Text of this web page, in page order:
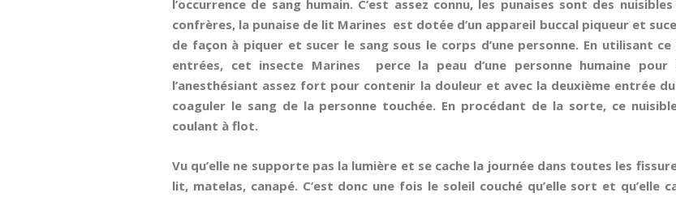
l’occurrence de sang humain. C’est assez connu, les punaises sont des
confrères, la punaise de lit Marines est dotée d’un appareil buccal piqueur et
de façon à piquer et sucer le sang sous le corps d’une personne. En utilisant
entrées, cet insecte Marines perce la peau d’une personne humaine
l’anesthésiant assez fort pour contenir la douleur et avec la deuxième entrée
coaguler le sang de la personne touchée. En procédant de la sorte, ce
coulant à flot.
Vu qu’elle ne supporte pas la lumière et se cache la journée dans toutes les
lit, matelas, canapé. C’est donc une fois le soleil couché qu’elle sort et qu’elle